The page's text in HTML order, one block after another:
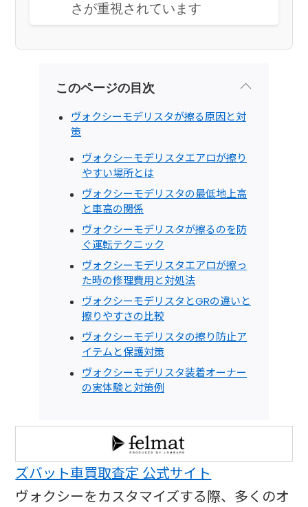
さが重視されています
このページの目次
ヴォクシーモデリスタが擦る原因と対
策
ヴォクシーモデリスタエアロが擦り
やすい場所とは
ヴォクシーモデリスタの最低地上高
と車高の関係
ヴォクシーモデリスタが擦るのを防
ぐ運転テクニック
ヴォクシーモデリスタエアロが擦っ
た時の修理費用と対処法
ヴォクシーモデリスタとGRの違いと
擦りやすさの比較
ヴォクシーモデリスタの擦り防止ア
イテムと保護対策
ヴォクシーモデリスタ装着オーナー
の実体験と対策例
ズバット車買取査定 公式サイト
ヴォクシーをカスタマイズする際、多くのオ